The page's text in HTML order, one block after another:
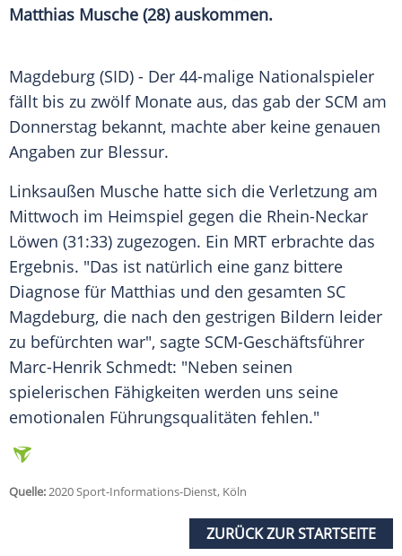
Matthias Musche (28) auskommen.
Magdeburg (SID) - Der 44-malige Nationalspieler
fällt bis zu zwölf Monate aus, das gab der SCM am
Donnerstag bekannt, machte aber keine genauen
Angaben zur Blessur.
Linksaußen Musche hatte sich die Verletzung am
Mittwoch im Heimspiel gegen die Rhein-Neckar
Löwen (31:33) zugezogen. Ein MRT erbrachte das
Ergebnis. "Das ist natürlich eine ganz bittere
Diagnose für Matthias und den gesamten SC
Magdeburg, die nach den gestrigen Bildern leider
zu befürchten war", sagte SCM-Geschäftsführer
Marc-Henrik Schmedt: "Neben seinen
spielerischen Fähigkeiten werden uns seine
emotionalen Führungsqualitäten fehlen."
Quelle:2020 Sport-Informations-Dienst, Köln
ZURÜCK ZUR STARTSEITE